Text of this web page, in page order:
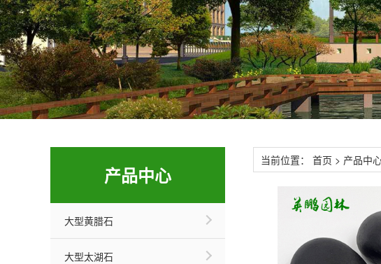
产品中心
大型黄腊石
大型太湖石
当前位置： 首页 > 产品中